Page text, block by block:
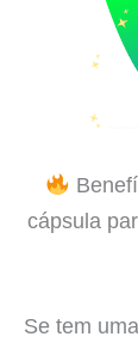
cápsula
Se tem